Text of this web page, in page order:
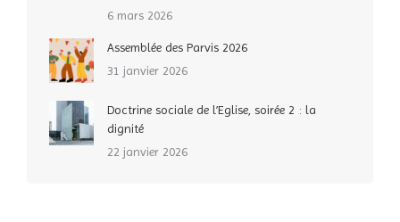
6 mars 2026
Assemblée des Parvis 2026
31 janvier 2026
Doctrine sociale de l’Eglise, soirée 2 : la
dignité
22 janvier 2026